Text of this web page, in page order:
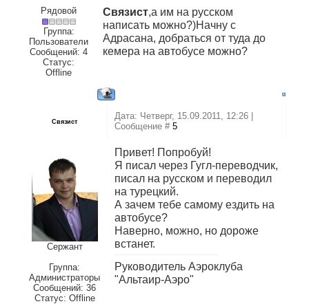
Рядовой
Группа:
Пользователи
Сообщений: 4
Статус:
Offline
Связист,а им на русском
написать можно?)Начну с
Адрасана, добраться от туда до
кемера на автобусе можно?
Связист
Дата: Четверг, 15.09.2011, 12:26 |
Сообщение # 5
Сержант
Группа:
Администраторы
Сообщений: 36
Статус: Offline
Привет! Попробуй!
Я писал через Гугл-переводчик,
писал на русском и переводил
на турецкий.
А зачем тебе самому ездить на
автобусе?
Наверно, можно, но дороже
встанет.
Руководитель Аэроклуба
"Альтаир-Аэро"